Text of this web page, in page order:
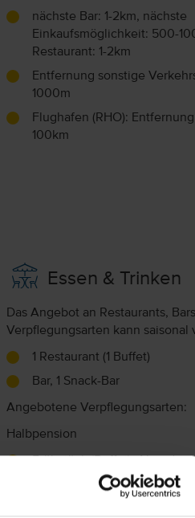
nächste Bar: 1-2km, nächste
Einkaufsmöglichkeit: 500-
Restaurant: 1-2km
Entfernung sonstige
1000m
Flughafen (RHO):
100km
Essen & Trinken
Das Angebot an Restaurants,
Verpflegungsarten kann saisonal
1 Restaurant (1 Buffet)
Bar, 1 Snack-Bar
Angebotene Verpflegungsarten:
Halbpension
Frühstück (Buffet),